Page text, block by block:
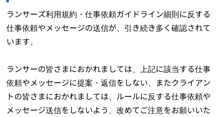
ランサーズ利用規約・仕事依頼ガイドライン細則に反する
仕事依頼やメッセージの送信が、引き続き多く確認されて
います。
ランサーの皆さまにおかれましては、上記に該当する仕事
依頼やメッセージに提案・返信をしない、またクライアン
トの皆さまにおかれましては、ルールに反する仕事依頼や
メッセージ送信をしないよう、改めてご注意をお願いいた